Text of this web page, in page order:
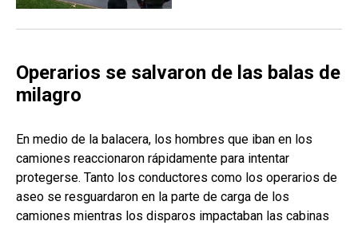
Operarios se salvaron de las balas de
milagro
En medio de la balacera, los hombres que iban en los
camiones reaccionaron rápidamente para intentar
protegerse. Tanto los conductores como los operarios de
aseo se resguardaron en la parte de carga de los
camiones mientras los disparos impactaban las cabinas